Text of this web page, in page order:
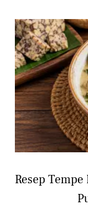
Resep